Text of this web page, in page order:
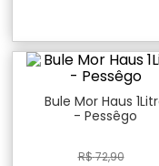
Bule Mor Haus
- Pessêgo
R$72,90